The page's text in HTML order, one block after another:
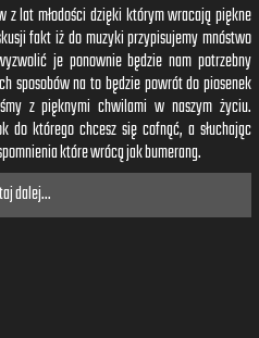
lat młodości dzięki którym wracają piękne
fakt iż do muzyki przypisujemy mnóstwo
je ponownie będzie nam potrzebny
sposobów na to będzie powrót do piosenek
z pięknymi chwilami w naszym życiu.
do którego chcesz się cofnąć, a słuchając
które wrócą jak bumerang.
dalej...